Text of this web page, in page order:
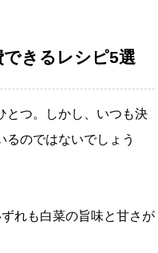
できるレシピ5選
とつ。しかし、いつも決
るのではないでしょう
れも白菜の旨味と甘さが